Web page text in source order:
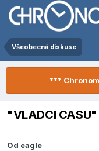
Všeobecná diskuse
***
"VLADCI CASU"
Od eagle